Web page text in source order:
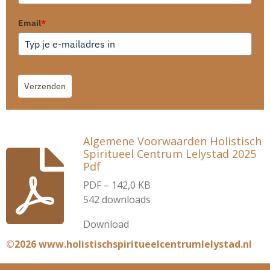
Email*
Verzenden
Algemene Voorwaarden Holistisch
Spiritueel Centrum Lelystad 2025
Pdf
PDF – 142,0 KB
542 downloads
Download
©2026 www.holistischspiritueelcentrumlelystad.nl